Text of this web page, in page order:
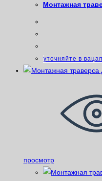
Монтажная
уточняйте в вацап
просмотр